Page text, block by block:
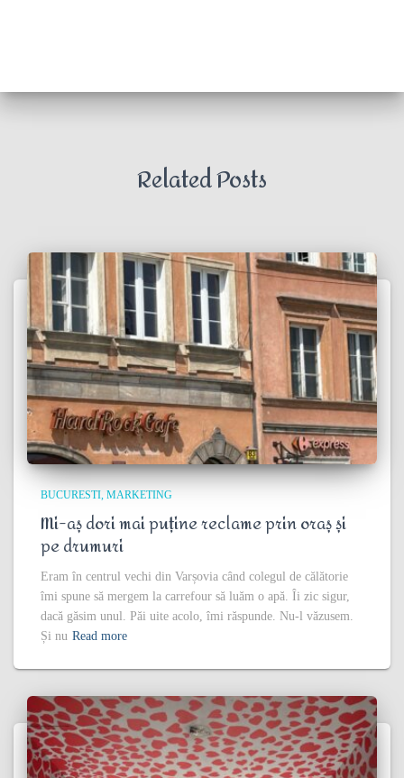
Related Posts
BUCURESTI MARKETING
Mi-aș dori mai puține reclame prin oraș și
pe drumuri
Eram în centrul vechi din Varșovia când colegul de călătorie
îmi spune să mergem la carrefour să luăm o apă. Îi zic sigur,
dacă găsim unul. Păi uite acolo, îmi răspunde. Nu-l văzusem.
Și nu Read more